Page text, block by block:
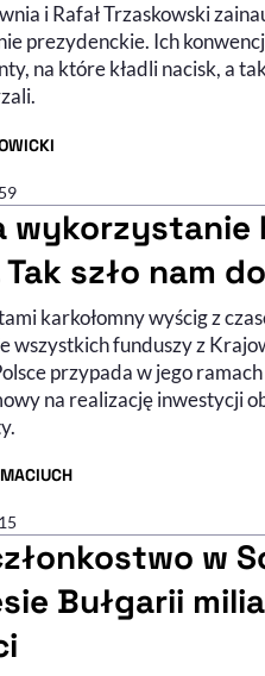
i Rafał Trzaskowski
prezydenckie. Ich
na które kładli nacisk, a
- PROFIL
wykorzystanie
szło nam
karkołomny wyścig z
wszystkich funduszy z
przypada w jego ramach
na realizację inwestycji
- PROFIL
w
Bułgarii